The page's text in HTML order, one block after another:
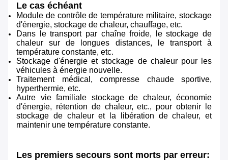
Le cas échéant
Module de contrôle de température militaire, stockage
d'énergie, stockage de chaleur, chauffage, etc.
Dans le transport par chaîne froide, le stockage de
chaleur sur de longues distances, le transport à
température constante, etc.
Stockage d'énergie et stockage de chaleur pour les
véhicules à énergie nouvelle.
Traitement médical, compresse chaude sportive,
hyperthermie, etc.
Autre vie familiale stockage de chaleur, économie
d'énergie, rétention de chaleur, etc., pour obtenir le
stockage de chaleur et la libération de chaleur, et
maintenir une température constante.
Les premiers secours sont morts par erreur: